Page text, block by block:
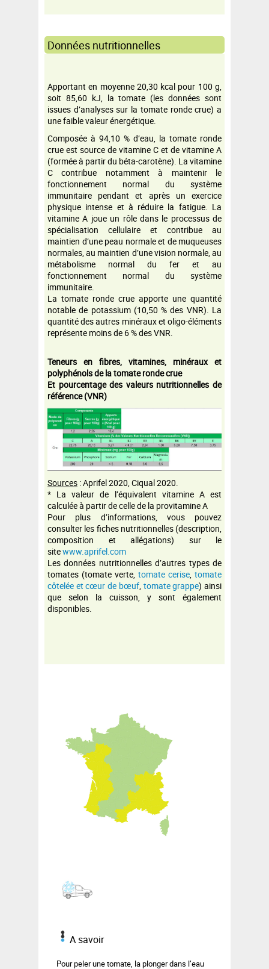
Données nutritionnelles
Apportant en moyenne 20,30 kcal pour 100 g,
soit 85,60 kJ, la tomate (les données sont
issues d’analyses sur la tomate ronde crue) a
une faible valeur énergétique.
Composée à 94,10 % d’eau, la tomate ronde
crue est source de vitamine C et de vitamine A
(formée à partir du béta-carotène). La vitamine
C contribue notamment à maintenir le
fonctionnement normal du système
immunitaire pendant et après un exercice
physique intense et à réduire la fatigue. La
vitamine A joue un rôle dans le processus de
spécialisation cellulaire et contribue au
maintien d’une peau normale et de muqueuses
normales, au maintien d’une vision normale, au
métabolisme normal du fer et au
fonctionnement normal du système
immunitaire.
La tomate ronde crue apporte une quantité
notable de potassium (10,50 % des VNR). La
quantité des autres minéraux et oligo-éléments
représente moins de 6 % des VNR.
Teneurs en fibres, vitamines, minéraux et
polyphénols de la tomate ronde crue
Et pourcentage des valeurs nutritionnelles de
référence (VNR)
Sources : Aprifel 2020, Ciqual 2020.
* La valeur de l’équivalent vitamine A est
calculée à partir de celle de la provitamine A
Pour plus d’informations, vous pouvez
consulter les fiches nutritionnelles (description,
composition et allégations) sur le
sitewww.aprifel.com
Les données nutritionnelles d’autres types de
tomates (tomate verte, tomate cerise, tomate
côtelée et cœur de bœuf, tomate grappe) ainsi
que selon la cuisson, y sont également
disponibles.
A savoir
Pour peler une tomate, la plonger dans l’eau